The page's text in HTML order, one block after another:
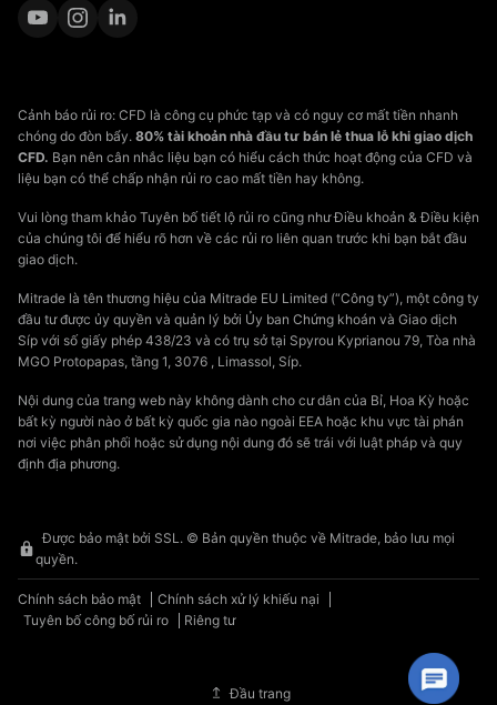
Cảnh báo rủi ro: CFD là công cụ phức tạp và có nguy cơ mất tiền nhanh
chóng do đòn bẩy. 80% tài khoản nhà đầu tư bán lẻ thua lỗ khi giao dịch
CFD. Bạn nên cân nhắc liệu bạn có hiểu cách thức hoạt động của CFD và
liệu bạn có thể chấp nhận rủi ro cao mất tiền hay không.
Vui lòng tham khảo Tuyên bố tiết lộ rủi ro cũng như Điều khoản & Điều kiện
của chúng tôi để hiểu rõ hơn về các rủi ro liên quan trước khi bạn bắt đầu
giao dịch.
Mitrade là tên thương hiệu của Mitrade EU Limited (“Công ty”), một công ty
đầu tư được ủy quyền và quản lý bởi Ủy ban Chứng khoán và Giao dịch
Síp với số giấy phép 438/23 và có trụ sở tại Spyrou Kyprianou 79, Tòa nhà
MGO Protopapas, tầng 1, 3076 , Limassol, Síp.
Nội dung của trang web này không dành cho cư dân của Bỉ, Hoa Kỳ hoặc
bất kỳ người nào ở bất kỳ quốc gia nào ngoài EEA hoặc khu vực tài phán
nơi việc phân phối hoặc sử dụng nội dung đó sẽ trái với luật pháp và quy
định địa phương.
Được bảo mật bởi SSL. © Bản quyền thuộc về Mitrade, bảo lưu mọi
quyền.
Chính sách bảo mật
Chính sách xử lý khiếu nại
Tuyên bố công bố rủi ro
Riêng tư
Đầu trang